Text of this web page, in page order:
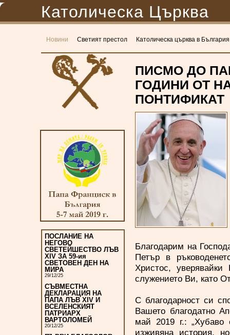
Католическа Църква
Новини Светият престол Католическа църква в България
ПОСЛАНИЕ НА
НЕГОВО
СВЕТЕЙШЕСТВО ЛЪВ
XIV ЗА 59-ия
СВЕТОВЕН ДЕН НА
МИРА
29/12/25
СЪВМЕСТНА
ДЕКЛАРАЦИЯ НА
ПАПА ЛЪВ XIV И
ВСЕЛЕНСКИЯТ
ПАТРИАРХ
ВАРТОЛОМЕЙ
20/12/25
ПИСМО ДО
ГОДИНИ ОТ
ПОНТИФИКАТ
Благодарим на
Петър в
Христос,
служението Ви, като
С благодарност си
Вашето благодатно
май 2019 г.:
изживяна история,